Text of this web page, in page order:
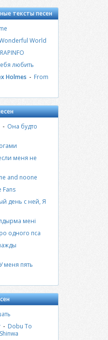
тексты песен
World
RAPINFO
любить
Holmes - From
- Она будто
меня не
and noone
Fans
день с ней, Я
менi
одного пса
меня пять
- Dobu To